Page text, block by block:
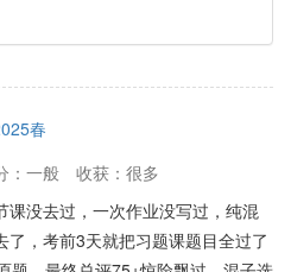
春
：一般
收获：很多
课没去过，一次作业没写过，纯混
，考前3天就把习题课题目全过了